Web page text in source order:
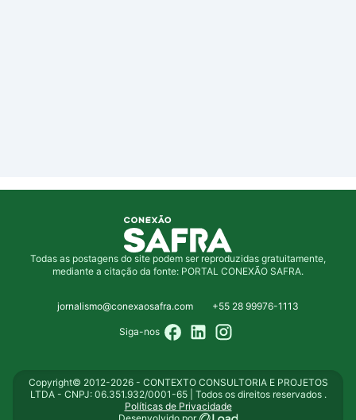
Todas as postagens do site podem ser reproduzidas gratuitamente,
mediante a citação da fonte: PORTAL CONEXÃO SAFRA.
jornalismo@conexaosafra.com +55 28 99976-1113
Siga-nos
Copyright© 2012-2026 - CONTEXTO CONSULTORIA E PROJETOS
LTDA - CNPJ: 06.351.932/0001-65 | Todos os direitos reservados .
Políticas de Privacidade